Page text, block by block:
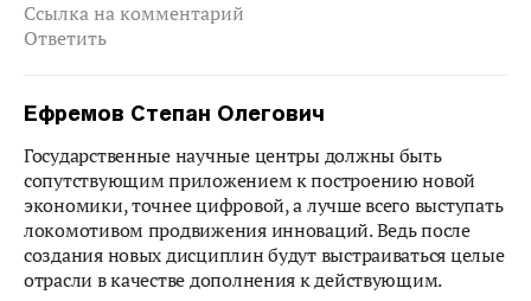
Ссылка на комментарий
Ответить
Ефремов Степан Олегович
Государственные научные центры должны быть
сопутствующим приложением к построению новой
экономики, точнее цифровой, а лучше всего выступать
локомотивом продвижения инноваций. Ведь после
создания новых дисциплин будут выстраиваться целые
отрасли в качестве дополнения к действующим.